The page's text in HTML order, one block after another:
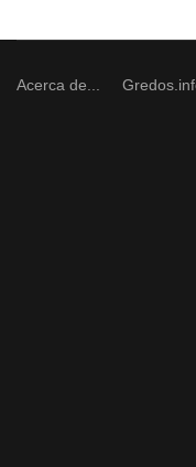
Acerca de...